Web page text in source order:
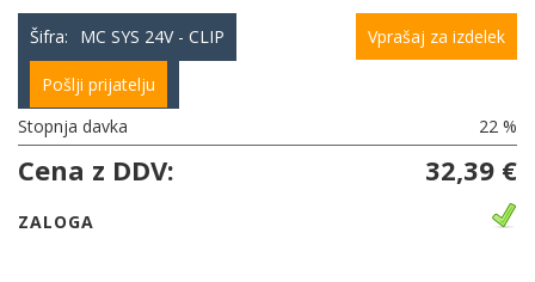
MC
PowerPro/12/24V
- COVER
19,00 €
Šifra: MC SYS 24V - CLIP Vprašaj za izdelek
Pošlji prijatelju
Stopnja davka
22 %
Cena z DDV: 32,39 €
ZALOGA